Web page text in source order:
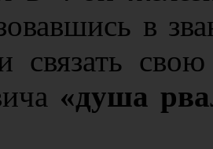
в
связать
«душа